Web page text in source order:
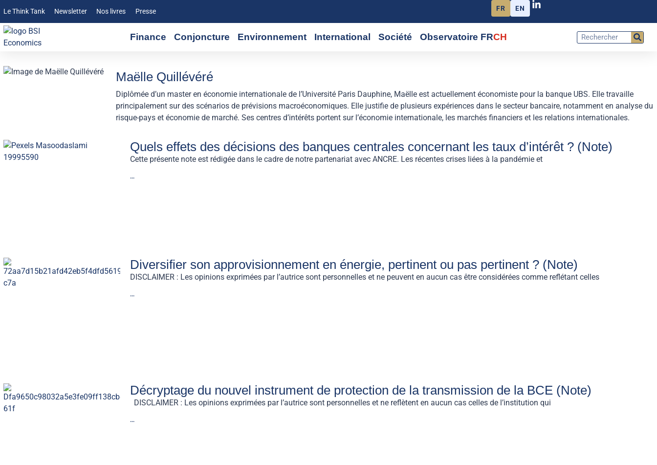
Le Think Tank Newsletter Nos livres Presse FR EN
Finance Conjoncture Environnement International Société Observatoire FRCH
Maëlle Quillévéré
Diplômée d’un master en économie internationale de l’Université Paris Dauphine, Maëlle est actuellement économiste pour la banque UBS. Elle travaille
principalement sur des scénarios de prévisions macroéconomiques. Elle justifie de plusieurs expériences dans le secteur bancaire, notamment en analyse du
risque-pays et économie de marché. Ses centres d’intérêts portent sur l’économie internationale, les marchés financiers et les relations internationales.
Quels effets des décisions des banques centrales concernant les taux d’intérêt ? (Note)
Cette présente note est rédigée dans le cadre de notre partenariat avec ANCRE. Les récentes crises liées à la pandémie et
...
Diversifier son approvisionnement en énergie, pertinent ou pas pertinent ? (Note)
DISCLAIMER : Les opinions exprimées par l’autrice sont personnelles et ne peuvent en aucun cas être considérées comme reflétant celles
...
Décryptage du nouvel instrument de protection de la transmission de la BCE (Note)
DISCLAIMER : Les opinions exprimées par l’autrice sont personnelles et ne reflètent en aucun cas celles de l’institution qui
...